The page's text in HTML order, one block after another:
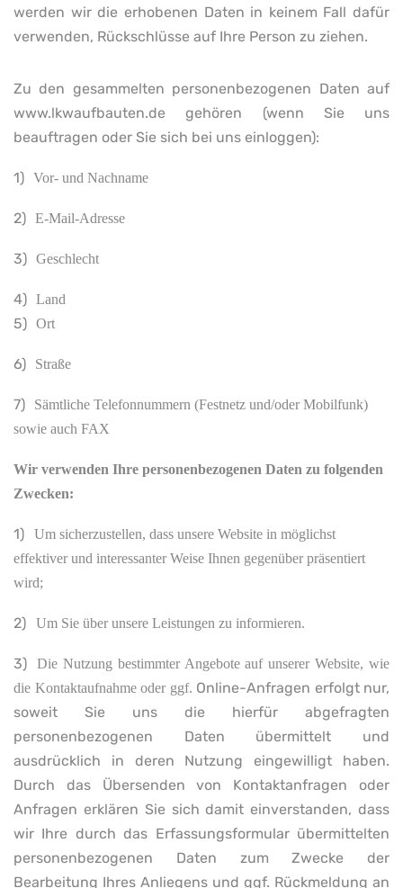
werden wir die erhobenen Daten in keinem Fall dafür
verwenden, Rückschlüsse auf Ihre Person zu ziehen.
Zu den gesammelten personenbezogenen Daten auf
www.lkwaufbauten.de gehören (wenn Sie uns
beauftragen oder Sie sich bei uns einloggen):
1) Vor- und Nachname
2) E-Mail-Adresse
3) Geschlecht
4) Land
5) Ort
6) Straße
7)
Sämtliche Telefonnummern (Festnetz und/oder Mobilfunk)
sowie auch FAX
Wir verwenden Ihre personenbezogenen Daten zu folgenden
Zwecken:
1)
Um sicherzustellen, dass unsere Website in möglichst
effektiver und interessanter Weise Ihnen gegenüber präsentiert
wird;
2) Um Sie über unsere Leistungen zu informieren.
3)
Die Nutzung bestimmter Angebote auf unserer Website, wie
die Kontaktaufnahme oder ggf. Online-Anfragen erfolgt nur,
soweit Sie uns die hierfür abgefragten
personenbezogenen Daten übermittelt und
ausdrücklich in deren Nutzung eingewilligt haben.
Durch das Übersenden von Kontaktanfragen oder
Anfragen erklären Sie sich damit einverstanden, dass
wir Ihre durch das Erfassungsformular übermittelten
personenbezogenen Daten zum Zwecke der
Bearbeitung Ihres Anliegens und ggf. Rückmeldung an